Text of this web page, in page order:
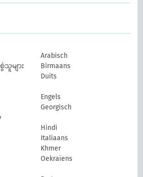
Arabisch
သူများ
Birmaans
Duits
Engels
Georgisch
Hindi
Italiaans
Khmer
Oekraïens